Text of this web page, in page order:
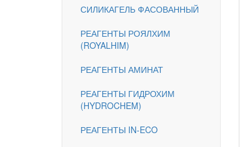
СИЛИКАГЕЛЬ ФАСОВАННЫЙ
РЕАГЕНТЫ РОЯЛХИМ
(ROYALHIM)
РЕАГЕНТЫ АМИНАТ
РЕАГЕНТЫ ГИДРОХИМ
(HYDROCHEM)
РЕАГЕНТЫ IN-ECO